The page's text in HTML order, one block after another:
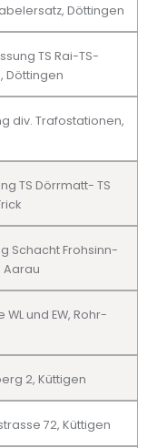
Döttingen
TS Rai-TS-
Döttingen
div. Trafostationen,
TS Dörrmatt- TS
Schacht Frohsinn-
Aarau
und EW, Rohr-
2, Küttigen
72, Küttigen